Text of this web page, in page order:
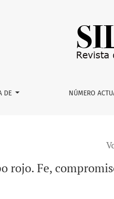
vigilancia estatal en 1970-1983
DE NÚMERO
rojo. Fe,